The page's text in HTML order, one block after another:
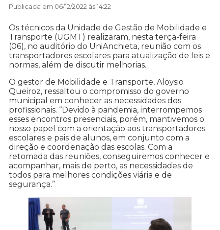
Publicada em 06/12/2022 às 14:22
Os técnicos da Unidade de Gestão de Mobilidade e
Transporte (UGMT) realizaram, nesta terça-feira
(06), no auditório do UniAnchieta, reunião com os
transportadores escolares para atualização de leis e
normas, além de discutir melhorias.
O gestor de Mobilidade e Transporte, Aloysio
Queiroz, ressaltou o compromisso do governo
municipal em conhecer as necessidades dos
profissionais. “Devido à pandemia, interrompemos
esses encontros presenciais, porém, mantivemos o
nosso papel com a orientação aos transportadores
escolares e pais de alunos, em conjunto com a
direção e coordenação das escolas. Com a
retomada das reuniões, conseguiremos conhecer e
acompanhar, mais de perto, as necessidades de
todos para melhores condições viária e de
segurança.”